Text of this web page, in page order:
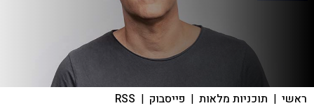
ראשי | תוכניות מלאות | פייסבוק |
RSS